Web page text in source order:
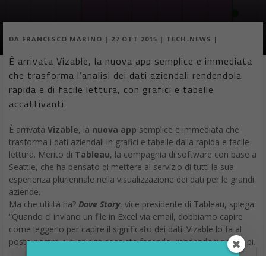
DA FRANCESCO MARINO | 27 OTT 2015 | TECH-NEWS |
È arrivata Vizable, la nuova app semplice e immediata
che trasforma l’analisi dei dati aziendali rendendola
rapida e di facile lettura, con grafici e tabelle
accattivanti.
È arrivata Vizable, la nuova app semplice e immediata che
trasforma i dati aziendali in grafici e tabelle dalla rapida e facile
lettura. Merito di Tableau, la compagnia di software con base a
Seattle, che ha pensato di mettere al servizio di tutti la sua
esperienza pluriennale nella visualizzazione dei dati per le grandi
aziende.
Ma che utilità ha? Dave Story, vice presidente di Tableau, spiega:
“Quando ci inviano un file in Excel via email, dobbiamo capire
come leggerlo per capire il significato dei dati. Vizable lo fa al
posto nostro e ci spiega cosa sta facendo, rendendoci partecipi.